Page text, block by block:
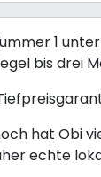
1
bis drei
hat Obi
echte